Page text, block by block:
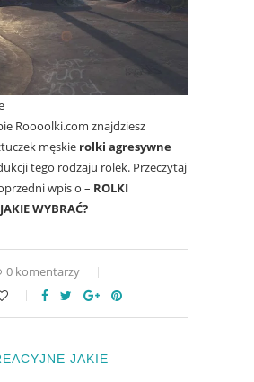
Roooolki.com znajdziesz
męskie rolki agresywne
tego rodzaju rolek. Przeczytaj
wpis o – ROLKI
WYBRAĆ?
0 komentarzy
JAKIE